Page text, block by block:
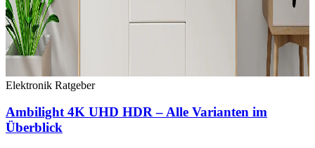
Elektronik Ratgeber
Ambilight 4K UHD HDR – Alle Varianten im
Überblick